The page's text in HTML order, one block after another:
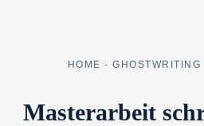
HOME · GHOSTWRITING
Masterarbeit